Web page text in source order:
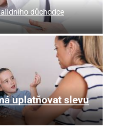
důchodce
uplatňovat slevu